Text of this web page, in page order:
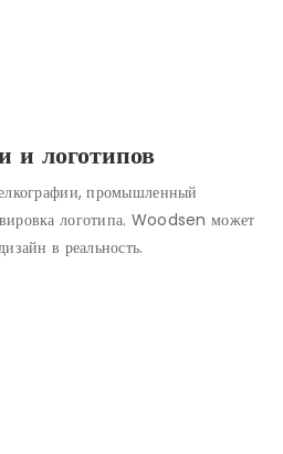
и логотипов
промышленный
логотипа. Woodsen может
в реальность.